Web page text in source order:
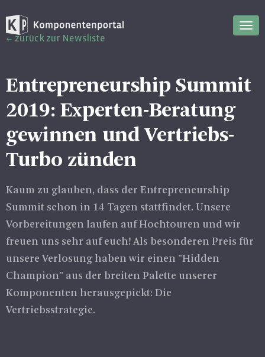
zurück zur Newsliste
Entrepreneurship Summit
2019: Experten-Beratung
gewinnen und Vertriebs-
Turbo zünden
Kaum zu glauben, dass der Entrepreneurship
Summit schon in 14 Tagen stattfindet. Unsere
Vorbereitungen laufen auf Hochtouren und wir
freuen uns sehr auf euch! Als besonderen Preis für
unsere Verlosung haben wir einen "Hidden
Champion" aus der breiten Palette unserer
Komponenten herausgepickt: Die
Vertriebsstrategie.